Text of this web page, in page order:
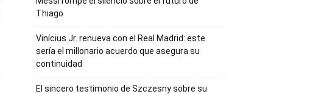
Thiago
Vinícius Jr. renueva con el Real Madrid: este
sería el millonario acuerdo que asegura su
continuidad
El sincero testimonio de Szczesny sobre su